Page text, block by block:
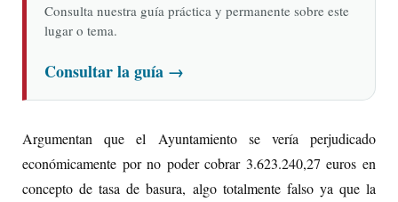
Consulta nuestra guía práctica y permanente sobre este
lugar o tema.
Consultar la guía →
Argumentan que el Ayuntamiento se vería perjudicado
económicamente por no poder cobrar 3.623.240,27 euros en
concepto de tasa de basura, algo totalmente falso ya que la